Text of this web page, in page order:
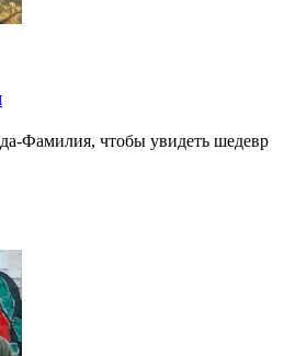
Фамилия, чтобы увидеть шедевр